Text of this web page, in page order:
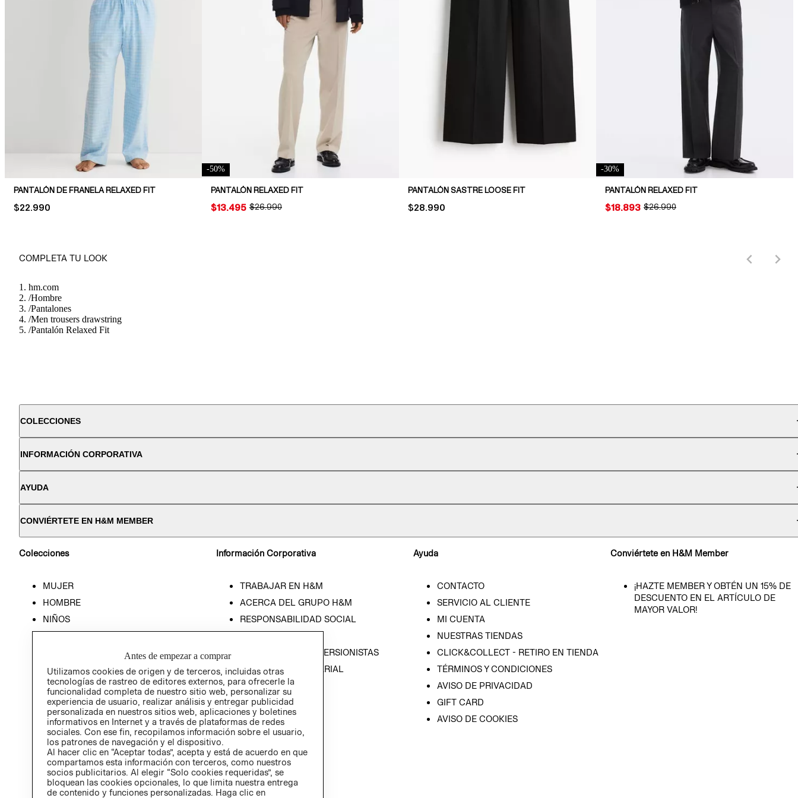
PANTALÓN DE FRANELA RELAXED FIT
PRICE:
$22.990
-50%
PANTALÓN RELAXED FIT
ORIGINAL PRICE:
$26.990
PRICE:
$13.495
PANTALÓN SASTRE LOOSE FIT
PRICE:
$28.990
-30%
PANTALÓN RELAXED FIT
ORIGINAL PRICE:
$26.990
PRICE:
$18.893
COMPLETA TU LOOK
hm.com
/Hombre
/Pantalones
/Men trousers drawstring
/Pantalón Relaxed Fit
COLECCIONES
INFORMACIÓN CORPORATIVA
AYUDA
CONVIÉRTETE EN H&M MEMBER
Colecciones
MUJER
HOMBRE
NIÑOS
Información Corporativa
TRABAJAR EN H&M
ACERCA DEL GRUPO H&M
RESPONSABILIDAD SOCIAL
RELACIÓN CON INVERSIONISTAS
POLÍTICA EMPRESARIAL
Ayuda
CONTACTO
SERVICIO AL CLIENTE
MI CUENTA
NUESTRAS TIENDAS
CLICK&COLLECT - RETIRO EN TIENDA
TÉRMINOS Y CONDICIONES
AVISO DE PRIVACIDAD
GIFT CARD
AVISO DE COOKIES
Conviértete en H&M Member
¡HAZTE MEMBER Y OBTÉN UN 15% DE
DESCUENTO EN EL ARTÍCULO DE
MAYOR VALOR!
Antes de empezar a comprar
Utilizamos cookies de origen y de terceros, incluidas otras
tecnologías de rastreo de editores externos, para ofrecerle la
funcionalidad completa de nuestro sitio web, personalizar su
experiencia de usuario, realizar análisis y entregar publicidad
personalizada en nuestros sitios web, aplicaciones y boletines
informativos en Internet y a través de plataformas de redes
sociales. Con ese fin, recopilamos información sobre el usuario,
los patrones de navegación y el dispositivo.
Al hacer clic en “Aceptar todas”, acepta y está de acuerdo en que
compartamos esta información con terceros, como nuestros
socios publicitarios. Al elegir “Solo cookies requeridas”, se
bloquean las cookies opcionales, lo que limita nuestra entrega
de contenido y funciones personalizadas. Haga clic en